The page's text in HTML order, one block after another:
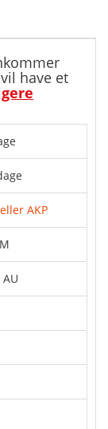
have et
AKP